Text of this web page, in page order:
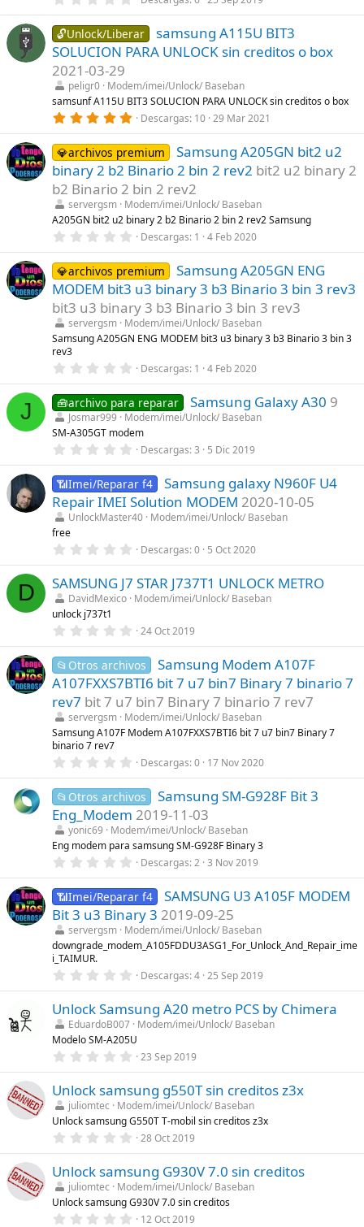
l
a
(
s
)
0
0
e
s
e
l
a
(
s
)
🔓Unlock/Liberar
samsung A115U BIT3
SOLUCION PARA UNLOCK sin creditos o box
2021-03-29
peligr0 Modem/imei/Unlock/ Baseban
samsunf A115U BIT3 SOLUCION PARA UNLOCK sin creditos o box
5
0
0
e
s
t
r
e
l
a
(
s
)
Descargas 10 29 Mar 2021
💎archivos premium
Samsung A205GN bit2 u2
binary 2 b2 Binario 2 bin 2 rev2 bit2 u2 binary 2
b2 Binario 2 bin 2 rev2
servergsm Modem/imei/Unlock/ Baseban
A205GN bit2 u2 binary 2 b2 Binario 2 bin 2 rev2 Samsung
0
0
0
e
s
t
r
e
l
s
)
Descargas 1 4 Feb 2020
💎archivos premium
Samsung A205GN ENG
MODEM bit3 u3 binary 3 b3 Binario 3 bin 3 rev3
bit3 u3 binary 3 b3 Binario 3 bin 3 rev3
servergsm Modem/imei/Unlock/ Baseban
Samsung A205GN ENG MODEM bit3 u3 binary 3 b3 Binario 3 bin 3
rev3
0
0
0
e
s
t
r
l
l
a
(
s
)
Descargas 1 4 Feb 2020
J 🧰archivo para reparar Samsung Galaxy A30 9
Josmar999
Modem/imei/Unlock/ Baseban
SM-A305GT modem
0
0
0
e
s
t
l
(
s
)
Descargas 3 5 Dic 2019
📶Imei/Reparar f4
Samsung galaxy N960F U4
Repair IMEI Solution MODEM 2020-10-05
UnlockMaster40 Modem/imei/Unlock/ Baseban
free
0
0
0
e
s
r
l
l
a
(
s
Descargas 0 5 Oct 2020
D SAMSUNG J7 STAR J737T1 UNLOCK METRO
DavidMexico Modem/imei/Unlock/ Baseban
unlock j737t1
0
0
0
e
s
r
e
l
s
)
24 Oct 2019
📂Otros archivos
Samsung Modem A107F
A107FXXS7BTI6 bit 7 u7 bin7 Binary 7 binario 7
rev7 bit 7 u7 bin7 Binary 7 binario 7 rev7
servergsm Modem/imei/Unlock/ Baseban
Samsung A107F Modem A107FXXS7BTI6 bit 7 u7 bin7 Binary 7
binario 7 rev7
0
0
0
e
s
t
r
e
l
a
(
s
)
Descargas 0 17 Nov 2020
📂Otros archivos
Samsung SM-G928F Bit 3
Eng_Modem 2019-11-03
yonic69
Modem/imei/Unlock/ Baseban
Eng modem para samsung SM-G928F Binary 3
0
0
0
e
s
t
r
e
s
)
Descargas 2 3 Nov 2019
📶Imei/Reparar f4
SAMSUNG U3 A105F MODEM
Bit 3 u3 Binary 3 2019-09-25
servergsm Modem/imei/Unlock/ Baseban
downgrade_modem_A105FDDU3ASG1_For_Unlock_And_Repair_ime
i_TAIMUR.
0
0
0
e
t
r
l
l
a
(
s
Descargas 4 25 Sep 2019
Unlock Samsung A20 metro PCS by Chimera
EduardoB007 Modem/imei/Unlock/ Baseban
Modelo SM-A205U
0
0
0
e
s
t
r
l
l
a
(
s
23 Sep 2019
Unlock samsung g550T sin creditos z3x
juliomtec
Modem/imei/Unlock/ Baseban
Unlock samsung G550T T-mobil sin creditos z3x
0
0
0
e
s
t
r
28 Oct 2019
Unlock samsung G930V 7.0 sin creditos
juliomtec
Modem/imei/Unlock/ Baseban
Unlock samsung G930V 7.0 sin creditos
0 12 Oct 2019